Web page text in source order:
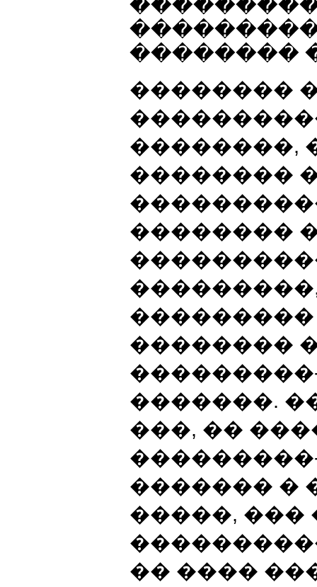
��������
��������
��������,
��������
��������
��������
�������.
���, ��
������� �
�����, ���
�� ����